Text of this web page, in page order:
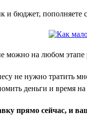
и бюджет,
можно на любом
не нужно тратить
деньги и время
прямо сейчас, и